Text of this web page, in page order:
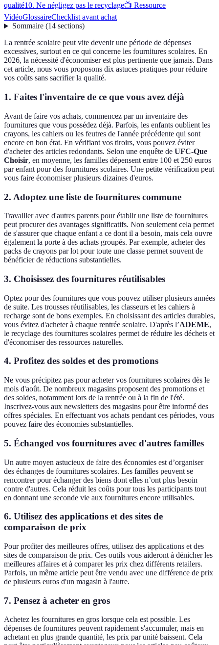
qualité10. Ne négligez pas le recyclage📺 Ressource
VidéoGlossaireChecklist avant achat
Sommaire(14 sections)
La rentrée scolaire peut vite devenir une période de dépenses
excessives, surtout en ce qui concerne les fournitures scolaires. En
2026, la nécessité d'économiser est plus pertinente que jamais. Dans
cet article, nous vous proposons dix astuces pratiques pour réduire
vos coûts sans sacrifier la qualité.
1. Faites l'inventaire de ce que vous avez déjà
Avant de faire vos achats, commencez par un inventaire des
fournitures que vous possédez déjà. Parfois, les enfants oublient les
crayons, les cahiers ou les feutres de l'année précédente qui sont
encore en bon état. En vérifiant vos tiroirs, vous pouvez éviter
d'acheter des articles redondants. Selon une enquête de UFC-Que
Choisir, en moyenne, les familles dépensent entre 100 et 250 euros
par enfant pour des fournitures scolaires. Une petite vérification peut
vous faire économiser plusieurs dizaines d'euros.
2. Adoptez une liste de fournitures commune
Travailler avec d'autres parents pour établir une liste de fournitures
peut procurer des avantages significatifs. Non seulement cela permet
de s'assurer que chaque enfant a ce dont il a besoin, mais cela ouvre
également la porte à des achats groupés. Par exemple, acheter des
packs de crayons par lot pour toute une classe permet souvent de
bénéficier de réductions substantielles.
3. Choisissez des fournitures réutilisables
Optez pour des fournitures que vous pouvez utiliser plusieurs années
de suite. Les trousses réutilisables, les classeurs et les cahiers à
recharge sont de bons exemples. En choisissant des articles durables,
vous évitez d'acheter à chaque rentrée scolaire. D'après l’ADEME,
le recyclage des fournitures scolaires permet de réduire les déchets et
d'économiser des ressources naturelles.
4. Profitez des soldes et des promotions
Ne vous précipitez pas pour acheter vos fournitures scolaires dès le
mois d'août. De nombreux magasins proposent des promotions et
des soldes, notamment lors de la rentrée ou à la fin de l'été.
Inscrivez-vous aux newsletters des magasins pour être informé des
offres spéciales. En effectuant vos achats pendant ces périodes, vous
pouvez faire des économies substantielles.
5. Échanged vos fournitures avec d'autres familles
Un autre moyen astucieux de faire des économies est d’organiser
des échanges de fournitures scolaires. Les familles peuvent se
rencontrer pour échanger des biens dont elles n’ont plus besoin
contre d'autres. Cela réduit les coûts pour tous les participants tout
en donnant une seconde vie aux fournitures encore utilisables.
6. Utilisez des applications et des sites de
comparaison de prix
Pour profiter des meilleures offres, utilisez des applications et des
sites de comparaison de prix. Ces outils vous aideront à dénicher les
meilleures affaires et à comparer les prix chez différents retailers.
Parfois, un même article peut être vendu avec une différence de prix
de plusieurs euros d'un magasin à l'autre.
7. Pensez à acheter en gros
Achetez les fournitures en gros lorsque cela est possible. Les
dépenses de fournitures peuvent rapidement s'accumuler, mais en
achetant en plus grande quantité, les prix par unité baissent. Cela